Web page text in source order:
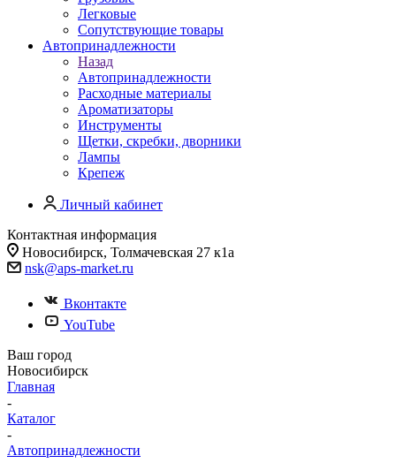
Легковые
Сопутствующие товары
Автопринадлежности
Назад
Автопринадлежности
Расходные материалы
Ароматизаторы
Инструменты
Щетки, скребки, дворники
Лампы
Крепеж
Личный кабинет
Контактная информация
Новосибирск, Толмачевская 27 к1а
nsk@aps-market.ru
Вконтакте
YouTube
Ваш город
Новосибирск
Главная
-
Каталог
-
Автопринадлежности